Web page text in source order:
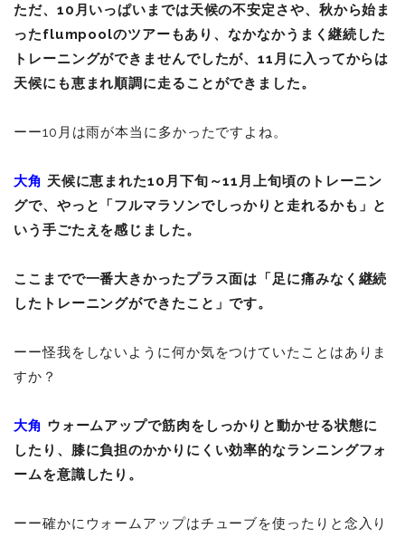
ただ、10月いっぱいまでは天候の不安定さや、秋から始ま
ったflumpoolのツアーもあり、なかなかうまく継続した
トレーニングができませんでしたが、11月に入ってからは
天候にも恵まれ順調に走ることができました。
ーー10月は雨が本当に多かったですよね。
大角 天候に恵まれた10月下旬～11月上旬頃のトレーニン
グで、やっと「フルマラソンでしっかりと走れるかも」と
いう手ごたえを感じました。
ここまでで一番大きかったプラス面は「足に痛みなく継続
したトレーニングができたこと」です。
ーー怪我をしないように何か気をつけていたことはありま
すか？
大角 ウォームアップで筋肉をしっかりと動かせる状態に
したり、膝に負担のかかりにくい効率的なランニングフォ
ームを意識したり。
ーー確かにウォームアップはチューブを使ったりと念入り